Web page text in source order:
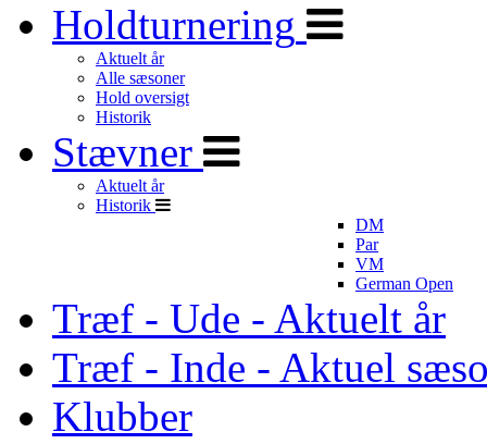
Holdturnering
Aktuelt år
Alle sæsoner
Hold oversigt
Historik
Stævner
Aktuelt år
Historik
DM
Par
VM
German Open
Træf - Ude - Aktuelt år
Træf - Inde - Aktuel
Klubber